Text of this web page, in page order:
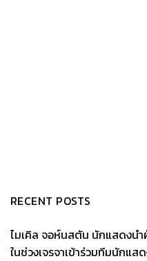
RECENT POSTS
ไมเคิล จอห์นสตัน นักแสดงนำ
ในช่วงเจรจาเข้าร่วมทีมนักแ